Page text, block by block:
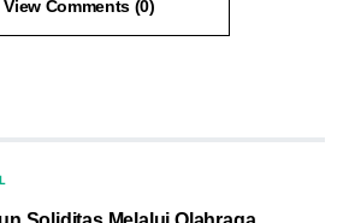
View Comments (0)